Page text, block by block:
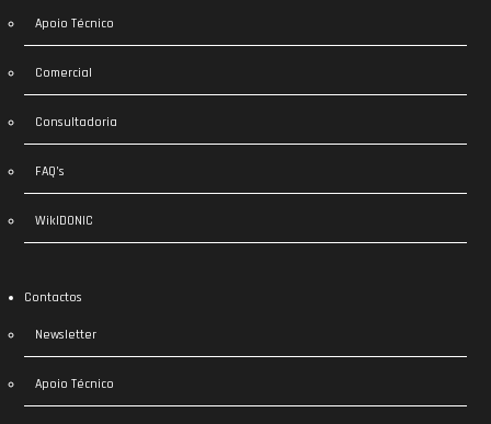
Apoio Técnico
Comercial
Consultadoria
FAQ’s
WikIDONIC
Contactos
Newsletter
Apoio Técnico